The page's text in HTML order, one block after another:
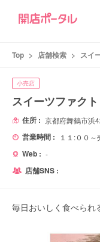
Top > 店舗検索 > スイ
小売店
スイーツファク
住所 : 京都府舞鶴市浜
営業時間 : １１:００
Web : -
店舗SNS :
毎日おいしく食べられ